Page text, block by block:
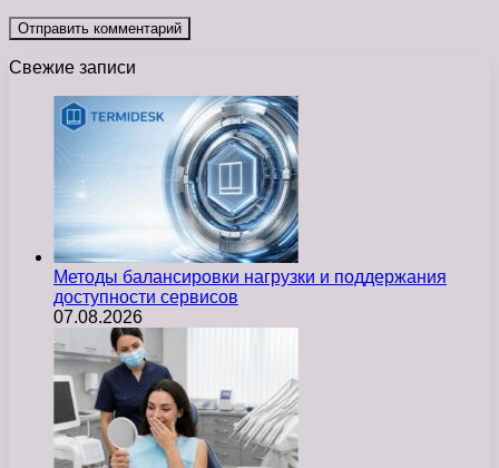
Свежие записи
Методы балансировки нагрузки и поддержания
доступности сервисов
07.08.2026